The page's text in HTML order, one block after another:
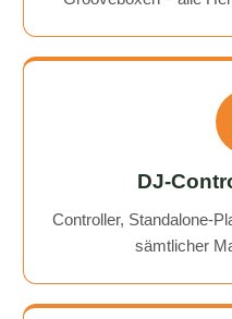
DJ-
Controller, Standalone-
sämtlicher